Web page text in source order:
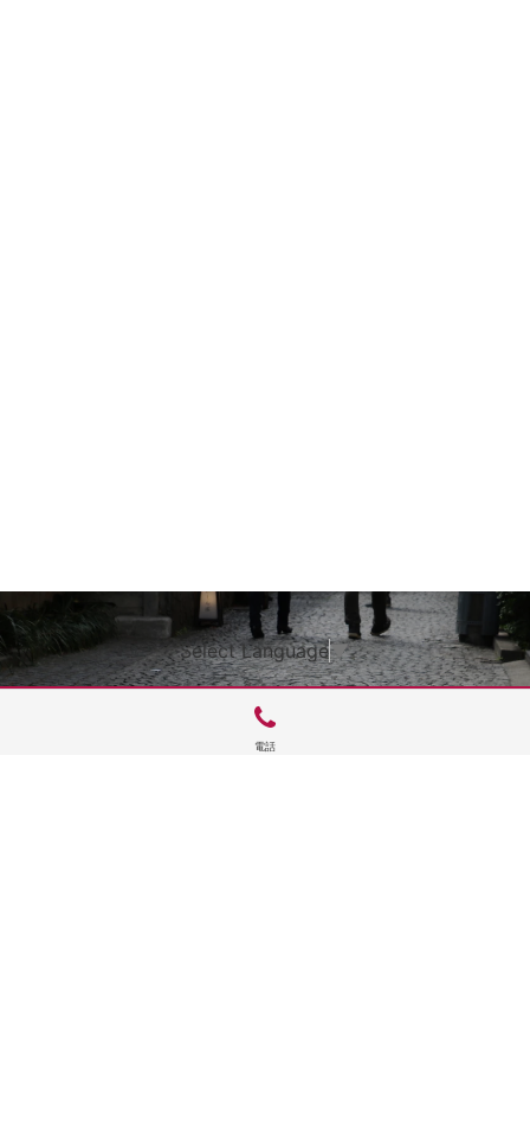
Select Language▼
電話